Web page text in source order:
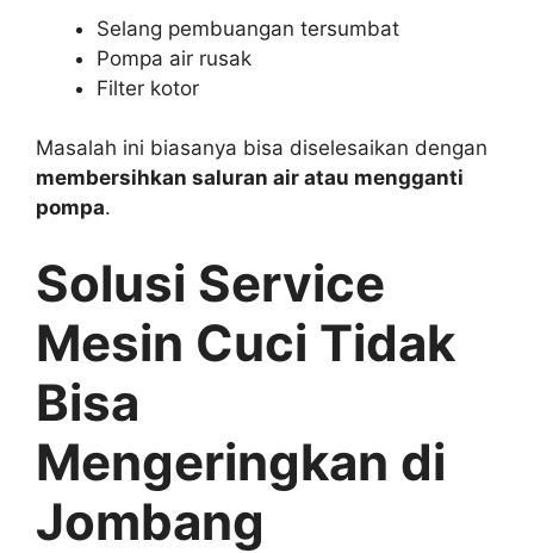
Selang pembuangan tersumbat
Pompa air rusak
Filter kotor
Masalah ini biasanya bisa diselesaikan dengan
membersihkan saluran air atau mengganti
pompa.
Solusi Service
Mesin Cuci Tidak
Bisa
Mengeringkan di
Jombang